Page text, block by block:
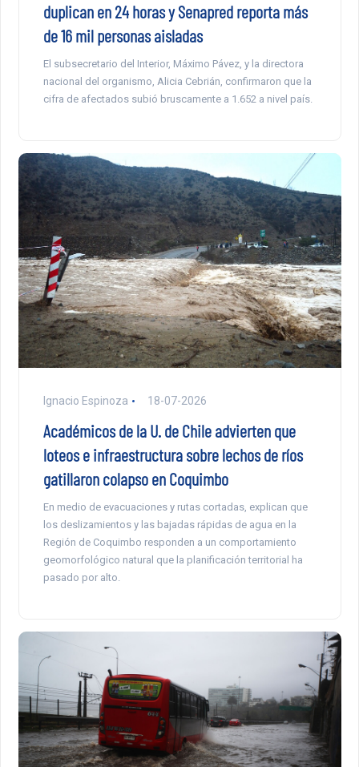
duplican en 24 horas y Senapred reporta más
de 16 mil personas aisladas
El subsecretario del Interior, Máximo Pávez, y la directora
nacional del organismo, Alicia Cebrián, confirmaron que la
cifra de afectados subió bruscamente a 1.652 a nivel país.
Ignacio Espinoza 18-07-2026
Académicos de la U. de Chile advierten que
loteos e infraestructura sobre lechos de ríos
gatillaron colapso en Coquimbo
En medio de evacuaciones y rutas cortadas, explican que
los deslizamientos y las bajadas rápidas de agua en la
Región de Coquimbo responden a un comportamiento
geomorfológico natural que la planificación territorial ha
pasado por alto.